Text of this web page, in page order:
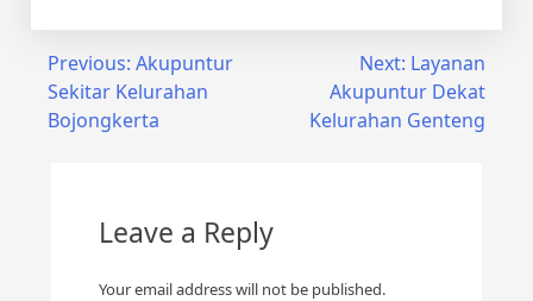
Post
navigation
Previous: Akupuntur
Sekitar Kelurahan
Bojongkerta
Next: Layanan
Akupuntur Dekat
Kelurahan Genteng
Leave a Reply
Your email address will not be published.